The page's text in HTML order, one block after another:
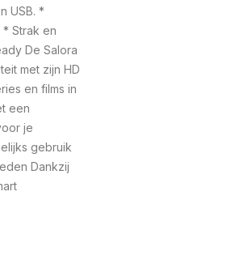
USB. *
Strak en
De Salora
met zijn HD
en films in
een
je
gebruik
Dankzij